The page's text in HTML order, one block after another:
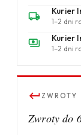
Kurier
1–2 dni
Kurier
1–2 dni
ZWROTY
Zwroty do